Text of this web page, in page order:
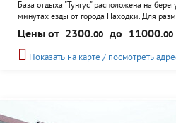
База отдыха "Тунгус" расположена на
минутах езды от города Находки. Для
предлагаются бревенчатые домики со
эконом-размещение в отдельных
и непосредственно на пляже. К услугам
мангалы (можно выбрать и зажарить овцу
Цены от 2300.00 до 11000.00
Показать на карте / посмотреть